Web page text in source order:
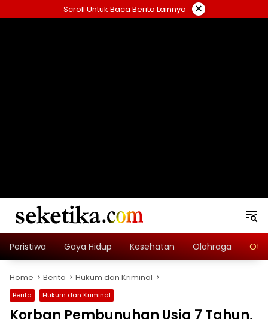
to
Scroll Untuk Baca Berita Lainnya ×
Peristiwa Gaya Hidup Kesehatan Olahraga
Home Berita Hukum dan Kriminal
Berita Hukum dan Kriminal
Korban Pembunuhan Usia 7 Tahun,